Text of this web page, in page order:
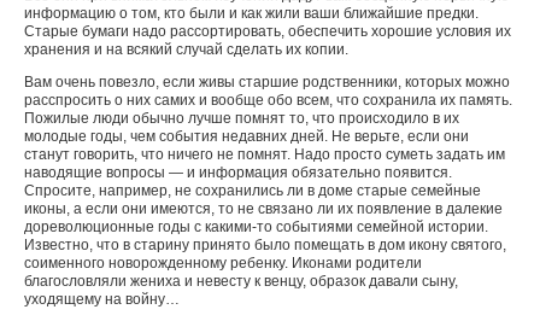
информацию о том, кто были и как жили ваши ближайшие предки.
Старые бумаги надо рассортировать, обеспечить хорошие условия их
хранения и на всякий случай сделать их копии.
Вам очень повезло, если живы старшие родственники, которых можно
расспросить о них самих и вообще обо всем, что сохранила их память.
Пожилые люди обычно лучше помнят то, что происходило в их
молодые годы, чем события недавних дней. Не верьте, если они
станут говорить, что ничего не помнят. Надо просто суметь задать им
наводящие вопросы — и информация обязательно появится.
Спросите, например, не сохранились ли в доме старые семейные
иконы, а если они имеются, то не связано ли их появление в далекие
дореволюционные годы с какими-то событиями семейной истории.
Известно, что в старину принято было помещать в дом икону святого,
соименного новорожденному ребенку. Иконами родители
благословляли жениха и невесту к венцу, образок давали сыну,
уходящему на войну…